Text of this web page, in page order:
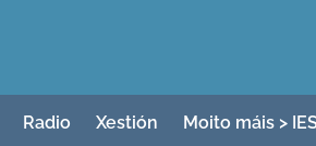
Radio Xestión Moito máis >